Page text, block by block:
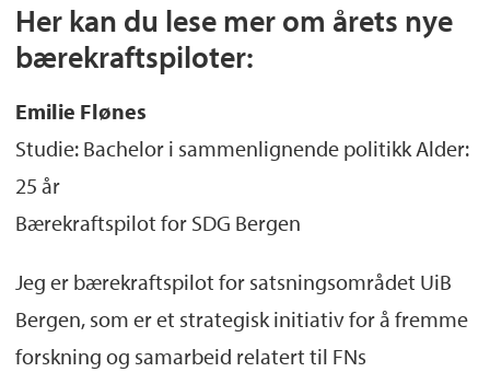
Her kan du lese mer om årets nye
bærekraftspiloter:
Emilie Flønes
Studie: Bachelor i sammenlignende politikk Alder:
25 år
Bærekraftspilot for SDG Bergen
Jeg er bærekraftspilot for satsningsområdet UiB
Bergen, som er et strategisk initiativ for å fremme
forskning og samarbeid relatert til FNs